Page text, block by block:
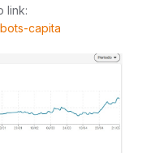
link:
capita